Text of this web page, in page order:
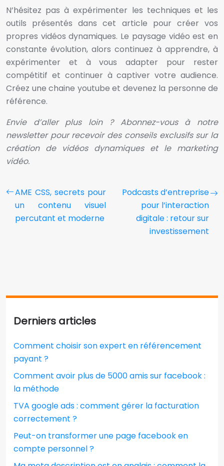
N’hésitez pas à expérimenter les techniques et les
outils présentés dans cet article pour créer vos
propres vidéos dynamiques. Le paysage vidéo est en
constante évolution, alors continuez à apprendre, à
expérimenter et à vous adapter pour rester
compétitif et continuer à captiver votre audience.
Créez une chaine youtube et devenez la personne de
référence.
Envie d’aller plus loin ? Abonnez-vous à notre
newsletter pour recevoir des conseils exclusifs sur la
création de vidéos dynamiques et le marketing
vidéo.
AME CSS, secrets pour
un contenu visuel
percutant et moderne
Podcasts d’entreprise
pour l’interaction
digitale : retour sur
investissement
Derniers articles
Comment choisir son expert en référencement
payant ?
Comment avoir plus de 5000 amis sur facebook :
la méthode
TVA google ads : comment gérer la facturation
correctement ?
Peut-on transformer une page facebook en
compte personnel ?